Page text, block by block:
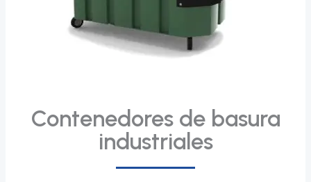
Contenedores de basura
industriales